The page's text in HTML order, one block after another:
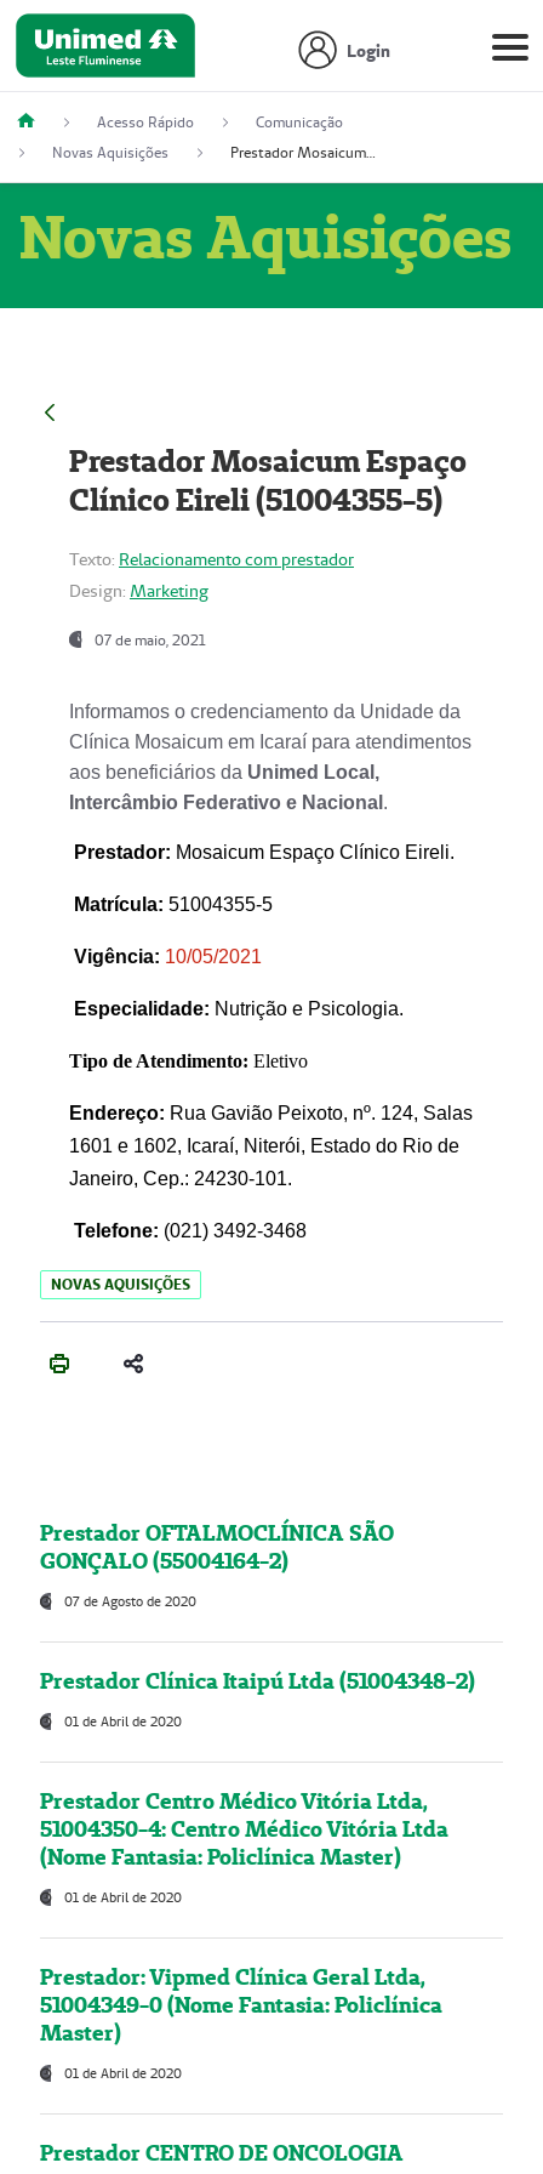
Login
Acesso Rápido
Comunicação
Novas Aquisições
Prestador Mosaicum Espaço Clínico Eireli (51004355-5)
Novas Aquisições
Prestador Mosaicum Espaço
Clínico Eireli (51004355-5)
Texto: Relacionamento com prestador
Design: Marketing
07 de maio, 2021
Informamos o credenciamento da Unidade da
Clínica Mosaicum em Icaraí para atendimentos
aos beneficiários da Unimed Local,
Intercâmbio Federativo e Nacional .
Prestador: Mosaicum Espaço Clínico Eireli.
Matrícula: 51004355-5
Vigência: 10/05/2021
Especialidade: Nutrição e Psicologia.
Tipo de Atendimento: Eletivo
Endereço: Rua Gavião Peixoto, nº. 124, Salas
1601 e 1602, Icaraí, Niterói, Estado do Rio de
Janeiro, Cep.: 24230-101.
Telefone: (021) 3492-3468
NOVAS AQUISIÇÕES
Prestador OFTALMOCLÍNICA SÃO
GONÇALO (55004164-2)
07 de Agosto de 2020
Prestador Clínica Itaipú Ltda (51004348-2)
01 de Abril de 2020
Prestador Centro Médico Vitória Ltda,
51004350-4: Centro Médico Vitória Ltda
(Nome Fantasia: Policlínica Master)
01 de Abril de 2020
Prestador: Vipmed Clínica Geral Ltda,
51004349-0 (Nome Fantasia: Policlínica
Master)
01 de Abril de 2020
Prestador CENTRO DE ONCOLOGIA